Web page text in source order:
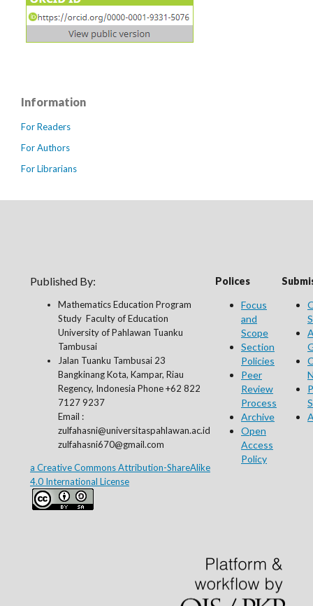
Information
For Readers
For Authors
For Librarians
Published By:
Mathematics Education Program
Study Faculty of Education
University of Pahlawan Tuanku
Tambusai
Jalan Tuanku Tambusai 23
Bangkinang Kota, Kampar, Riau
Regency, Indonesia Phone +62 822
7127 9237
Email :
zulfahasni@universitaspahlawan.ac.id
zulfahasni670@gmail.com
a Creative Commons Attribution-ShareAlike
4.0 International License
Polices
Focus
and
Scope
Section
Policies
Peer
Review
Process
Archive
Open
Access
Policy